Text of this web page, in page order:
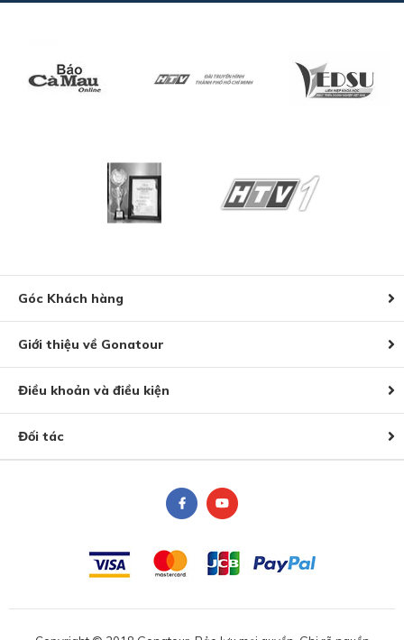
Góc Khách hàng
Giới thiệu về Gonatour
Điều khoản và điều kiện
Đối tác